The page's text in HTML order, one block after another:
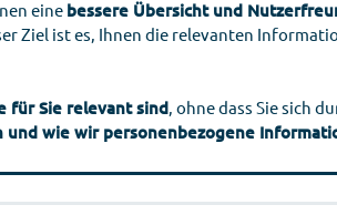
eine bessere Übersicht und
Ziel ist es, Ihnen die relevanten
für Sie relevant sind, ohne dass Sie sich
wie wir personenbezogene